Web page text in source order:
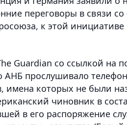
переговоры в связи
к этой инициативе
Guardian со ссылкой на
АНБ прослушивало
имена которых не были
чиновник в
в его распоряжение